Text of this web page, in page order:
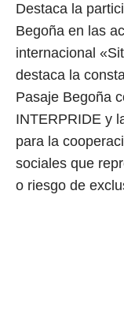
Destaca la
Begoña en las
internacional
destaca la
Pasaje Begoña
INTERPRIDE y
para la
sociales que
o riesgo de